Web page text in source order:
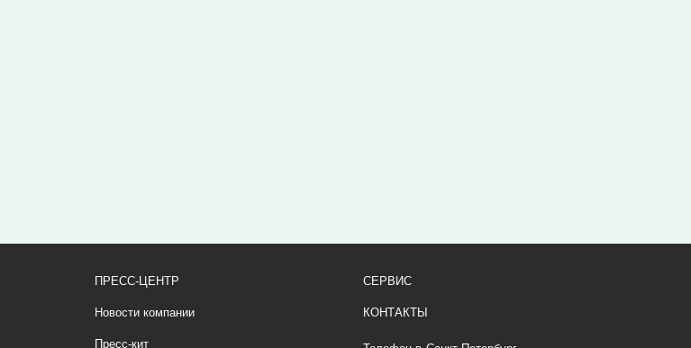
ПРЕСС-ЦЕНТР
Новости компании
Пресс-кит
СЕРВИС
КОНТАКТЫ